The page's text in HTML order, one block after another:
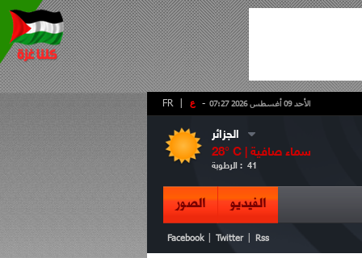
- ع FR الأحد 09 أغسطس 2026 07:27
الجزائر
28° C | سماء صافية
الرطوبة : 41
الفيديو الصور
Facebook Twitter Rss